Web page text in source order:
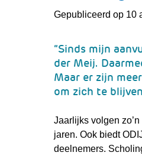
Gepubliceerd op 10
“Sinds mijn
der Meij.
Maar er zijn
om zich te
Jaarlijks volgen
jaren. Ook biedt
deelnemers.